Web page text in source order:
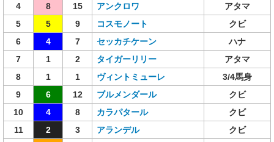
4
8 15 アンクロワ
アタマ
5
5 9 コスモノート
クビ
6
4 7 セッカチケーン
ハナ
7
1 2 タイガーリリー
アタマ
8
1 1 ヴィントミューレ
3/4馬身
9
6 12 ブルメンダール
クビ
10
4 8 カラパタール
クビ
11
2 3 アランデル
クビ